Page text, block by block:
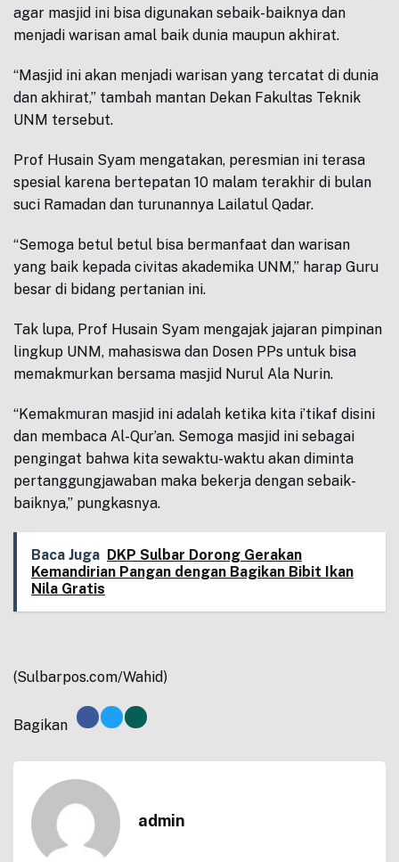
agar masjid ini bisa digunakan sebaik-baiknya dan
menjadi warisan amal baik dunia maupun akhirat.
“Masjid ini akan menjadi warisan yang tercatat di dunia
dan akhirat,” tambah mantan Dekan Fakultas Teknik
UNM tersebut.
Prof Husain Syam mengatakan, peresmian ini terasa
spesial karena bertepatan 10 malam terakhir di bulan
suci Ramadan dan turunannya Lailatul Qadar.
“Semoga betul betul bisa bermanfaat dan warisan
yang baik kepada civitas akademika UNM,” harap Guru
besar di bidang pertanian ini.
Tak lupa, Prof Husain Syam mengajak jajaran pimpinan
lingkup UNM, mahasiswa dan Dosen PPs untuk bisa
memakmurkan bersama masjid Nurul Ala Nurin.
“Kemakmuran masjid ini adalah ketika kita i’tikaf disini
dan membaca Al-Qur’an. Semoga masjid ini sebagai
pengingat bahwa kita sewaktu-waktu akan diminta
pertanggungjawaban maka bekerja dengan sebaik-
baiknya,” pungkasnya.
Baca Juga DKP Sulbar Dorong Gerakan
Kemandirian Pangan dengan Bagikan Bibit Ikan
Nila Gratis
(Sulbarpos.com/Wahid)
Bagikan
admin